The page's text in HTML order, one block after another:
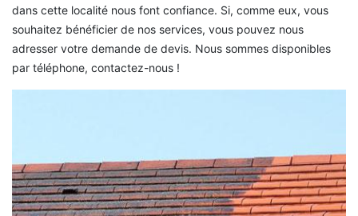
dans cette localité nous font confiance. Si, comme eux, vous
souhaitez bénéficier de nos services, vous pouvez nous
adresser votre demande de devis. Nous sommes disponibles
par téléphone, contactez-nous !